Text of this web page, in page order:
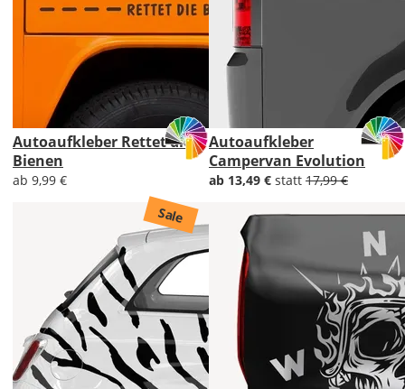
Autoaufkleber Rettet die
Bienen
ab 9,99 €
Autoaufkleber
Campervan Evolution
ab 13,49 € statt 17,99 €
Sale